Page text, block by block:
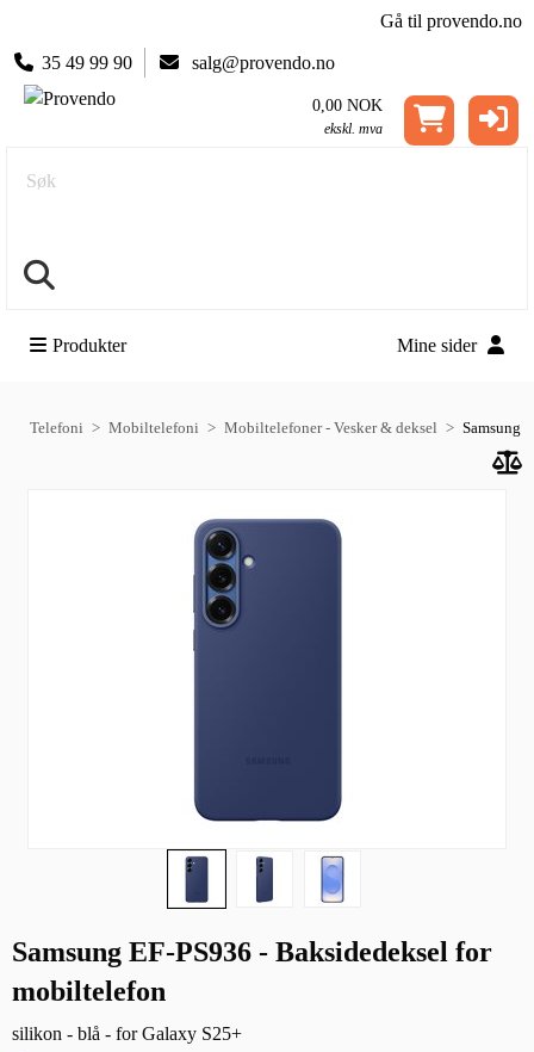
Gå til provendo.no
35 49 99 90 salg@provendo.no
0,00 NOK
ekskl. mva
Søk
Produkter Mine sider
Telefoni Mobiltelefoni Mobiltelefoner - Vesker & deksel Samsung
Samsung EF-PS936 - Baksidedeksel for
mobiltelefon
silikon - blå - for Galaxy S25+